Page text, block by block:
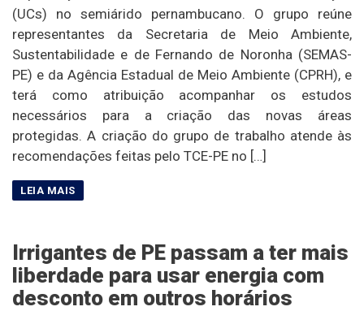
(UCs) no semiárido pernambucano. O grupo reúne
representantes da Secretaria de Meio Ambiente,
Sustentabilidade e de Fernando de Noronha (SEMAS-
PE) e da Agência Estadual de Meio Ambiente (CPRH), e
terá como atribuição acompanhar os estudos
necessários para a criação das novas áreas
protegidas. A criação do grupo de trabalho atende às
recomendações feitas pelo TCE-PE no […]
Irrigantes de PE passam a ter mais
liberdade para usar energia com
desconto em outros horários